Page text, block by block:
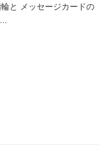
と メッセージカードの